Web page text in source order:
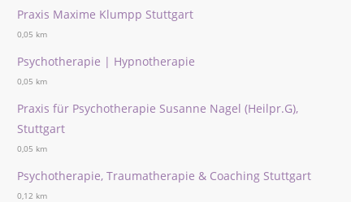
Praxis Maxime Klumpp Stuttgart
0,05 km
Psychotherapie | Hypnotherapie
0,05 km
Praxis für Psychotherapie Susanne Nagel (Heilpr.G),
Stuttgart
0,05 km
Psychotherapie, Traumatherapie & Coaching Stuttgart
0,12 km